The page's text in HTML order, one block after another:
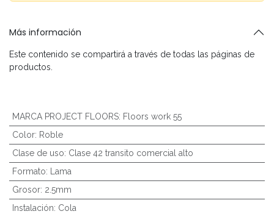
Más información
Este contenido se compartirá a través de todas las páginas de
productos.
MARCA PROJECT FLOORS: Floors work 55
Color: Roble
Clase de uso: Clase 42 transito comercial alto
Formato: Lama
Grosor: 2.5mm
Instalación: Cola